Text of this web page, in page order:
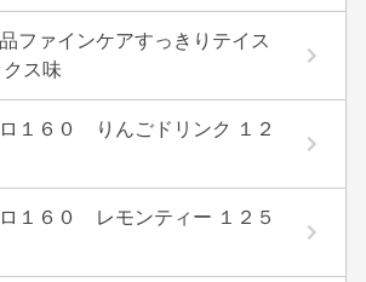
ファインケアすっきりテイス
クス味
１６０ りんごドリンク １２
１６０ レモンティー １２５